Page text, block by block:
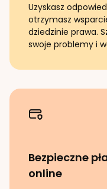
Uzyskasz
otrzymasz
dziedzinie prawa.
swoje problemy i
Bezpieczne
online